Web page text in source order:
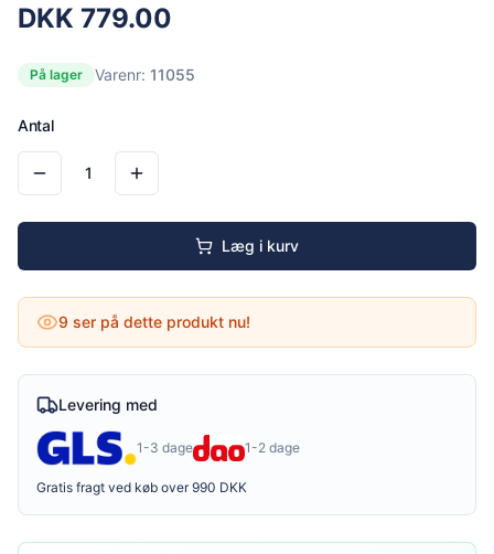
DKK 779.00
På lager Varenr: 11055
Antal
1
Læg i kurv
9 ser på dette produkt nu!
Levering med
1-3 dage 1-2 dage
Gratis fragt ved køb over 990 DKK